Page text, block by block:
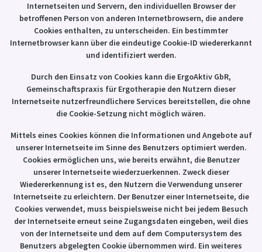
Internetseiten und Servern, den individuellen Browser der
betroffenen Person von anderen Internetbrowsern, die andere
Cookies enthalten, zu unterscheiden. Ein bestimmter
Internetbrowser kann über die eindeutige Cookie-ID wiedererkannt
und identifiziert werden.
Durch den Einsatz von Cookies kann die ErgoAktiv GbR,
Gemeinschaftspraxis für Ergotherapie den Nutzern dieser
Internetseite nutzerfreundlichere Services bereitstellen, die ohne
die Cookie-Setzung nicht möglich wären.
Mittels eines Cookies können die Informationen und Angebote auf
unserer Internetseite im Sinne des Benutzers optimiert werden.
Cookies ermöglichen uns, wie bereits erwähnt, die Benutzer
unserer Internetseite wiederzuerkennen. Zweck dieser
Wiedererkennung ist es, den Nutzern die Verwendung unserer
Internetseite zu erleichtern. Der Benutzer einer Internetseite, die
Cookies verwendet, muss beispielsweise nicht bei jedem Besuch
der Internetseite erneut seine Zugangsdaten eingeben, weil dies
von der Internetseite und dem auf dem Computersystem des
Benutzers abgelegten Cookie übernommen wird. Ein weiteres